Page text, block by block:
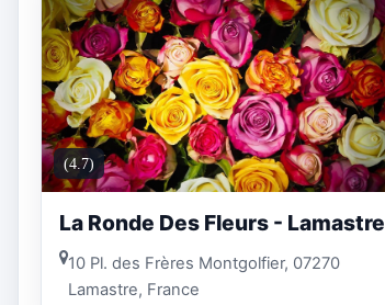
(4.7)
La Ronde Des Fleurs - Lamastre
10 Pl. des Frères Montgolfier, 07270
Lamastre, France